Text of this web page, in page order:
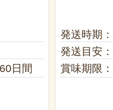
日間
発送時期
発送目安
賞味期限